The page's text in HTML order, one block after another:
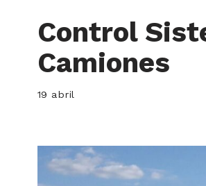
Control
Camiones
19 abril